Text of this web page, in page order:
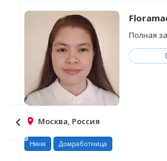
Полная
Москва, Россия
Няня Домработница